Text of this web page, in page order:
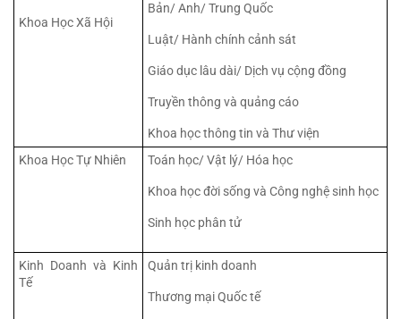
Khoa Học Xã Hội
Bản/ Anh/ Trung Quốc
Luật/ Hành chính cảnh sát
Giáo dục lâu dài/ Dịch vụ cộng đồng
Truyền thông và quảng cáo
Khoa học thông tin và Thư viện
Khoa Học Tự Nhiên
Toán học/ Vật lý/ Hóa học
Khoa học đời sống và Công nghệ sinh học
Sinh học phân tử
Kinh Doanh và Kinh
Tế
Quản trị kinh doanh
Thương mại Quốc tế